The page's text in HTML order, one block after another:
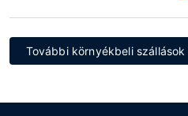
További környékbeli